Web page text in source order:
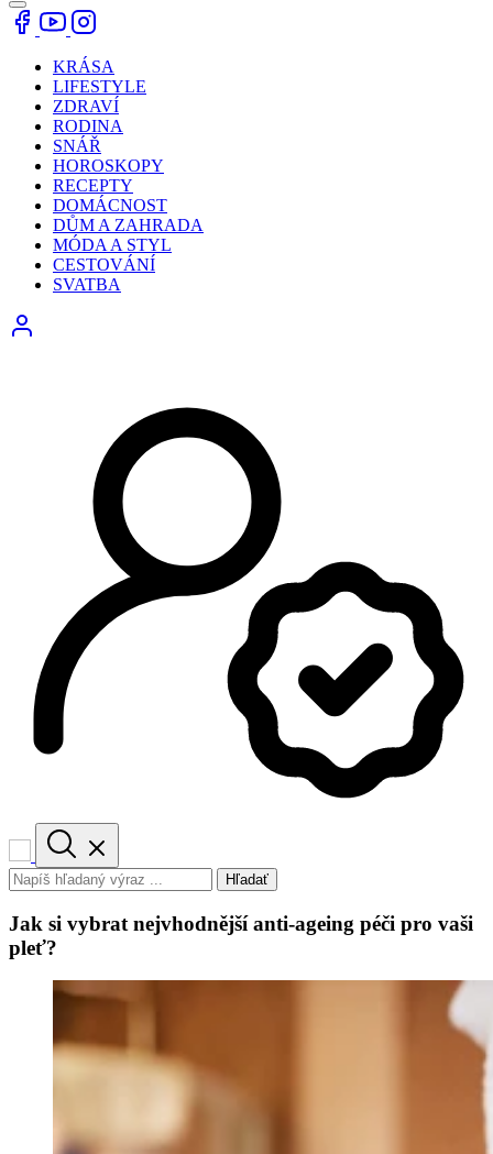
KRÁSA
LIFESTYLE
ZDRAVÍ
RODINA
SNÁŘ
HOROSKOPY
RECEPTY
DOMÁCNOST
DŮM A ZAHRADA
MÓDA A STYL
CESTOVÁNÍ
SVATBA
Hľadať
Jak si vybrat nejvhodnější anti-ageing péči pro vaši
pleť?